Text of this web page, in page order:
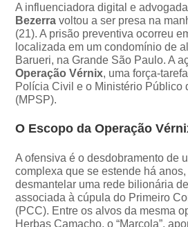
A influenciadora digital e
Bezerra voltou a ser presa na
(21). A prisão preventiva ocorreu
localizada em um condomínio de
Barueri, na Grande São Paulo. A
Operação Vérnix, uma força-
Polícia Civil e o Ministério Público
(MPSP).
O Escopo da Operação
A ofensiva é o desdobramento de
complexa que se estende há
desmantelar uma rede bilionária
associada à cúpula do Primeiro
(PCC). Entre os alvos da mesma
Herbas Camacho, o “Marcola”,